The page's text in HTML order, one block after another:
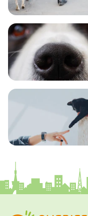
おでかけ
エンタメ